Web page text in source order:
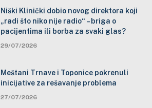
Niški Klinički dobio novog direktora koji
„radi što niko nije radio“ – briga o
pacijentima ili borba za svaki glas?
29/07/2026
Meštani Trnave i Toponice pokrenuli
inicijative za rešavanje problema
27/07/2026